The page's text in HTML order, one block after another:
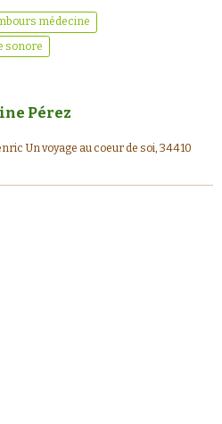
médecine
sonore
Pérez
Un voyage au coeur de soi, 34410